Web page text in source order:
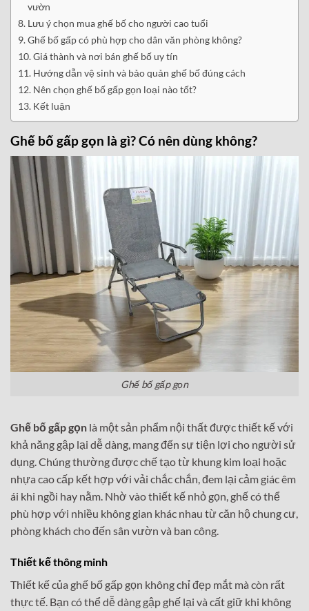
vườn
Lưu ý chọn mua ghế bố cho người cao tuổi
Ghế bố gấp có phù hợp cho dân văn phòng không?
Giá thành và nơi bán ghế bố uy tín
Hướng dẫn vệ sinh và bảo quản ghế bố đúng cách
Nên chọn ghế bố gấp gọn loại nào tốt?
Kết luận
Ghế bố gấp gọn là gì? Có nên dùng không?
Ghế bố gấp gọn
Ghế bố gấp gọn là một sản phẩm nội thất được thiết kế với
khả năng gập lại dễ dàng, mang đến sự tiện lợi cho người sử
dụng. Chúng thường được chế tạo từ khung kim loại hoặc
nhựa cao cấp kết hợp với vải chắc chắn, đem lại cảm giác êm
ái khi ngồi hay nằm. Nhờ vào thiết kế nhỏ gọn, ghế có thể
phù hợp với nhiều không gian khác nhau từ căn hộ chung cư,
phòng khách cho đến sân vườn và ban công.
Thiết kế thông minh
Thiết kế của ghế bố gấp gọn không chỉ đẹp mắt mà còn rất
thực tế. Bạn có thể dễ dàng gập ghế lại và cất giữ khi không